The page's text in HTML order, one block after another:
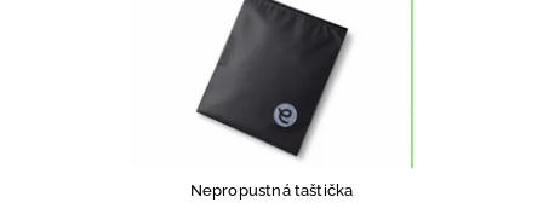
Nepropustná taštička